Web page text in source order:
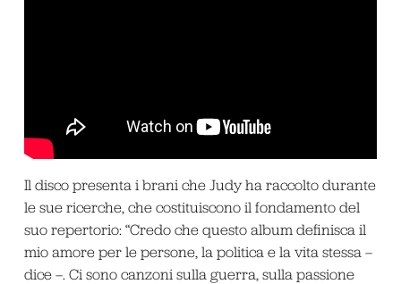
Il disco presenta i brani che Judy ha raccolto durante
le sue ricerche, che costituiscono il fondamento del
suo repertorio: “Credo che questo album definisca il
mio amore per le persone, la politica e la vita stessa –
dice –. Ci sono canzoni sulla guerra, sulla passione